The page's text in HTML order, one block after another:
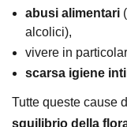
abusi alimentari
alcolici),
vivere in
scarsa igiene
Tutte queste cause
squilibrio della